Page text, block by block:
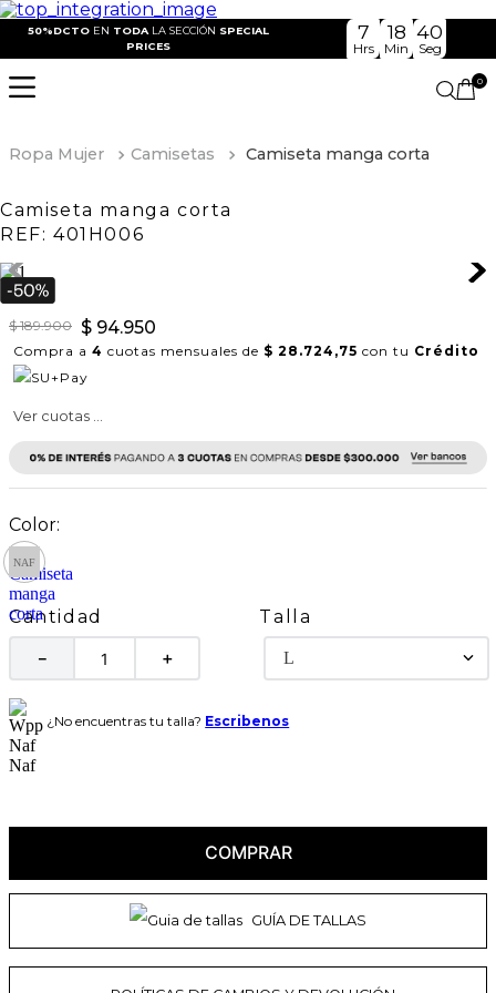
50%DCTO EN TODA LA SECCIÓN SPECIAL
PRICES
7
Hrs
18
Min
40
Seg
0
Ropa Mujer Camisetas Camiseta manga corta
Camiseta manga corta
REF: 401H006
$ 189.900 $ 94.950
Compra a 4 cuotas mensuales de $ 28.724,75 con tu Crédito
Ver cuotas ...
Cantidad
＋
－
Talla
L
¿No encuentras tu talla? Escribenos
COMPRAR
GUÍA DE TALLAS